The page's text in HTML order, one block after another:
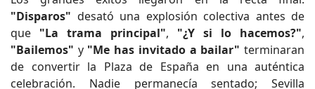
"Disparos" desató una explosión colectiva antes de
que "La trama principal", "¿Y si lo hacemos?",
"Bailemos" y "Me has invitado a bailar" terminaran
de convertir la Plaza de España en una auténtica
celebración. Nadie permanecía sentado; Sevilla